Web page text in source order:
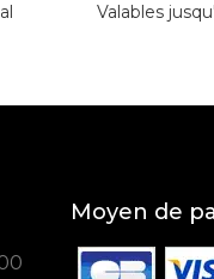
Valables
Moyen de